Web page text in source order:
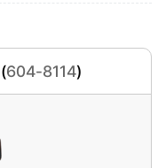
604-8114)